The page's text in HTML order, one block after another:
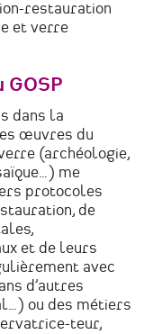
restauration
et verre
dans la
œuvres du
(archéologie,
me
protocoles
de
et de leurs
avec
d’autres
ou des métiers
teur,